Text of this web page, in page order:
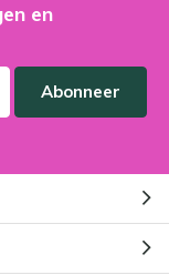
en
Abonneer